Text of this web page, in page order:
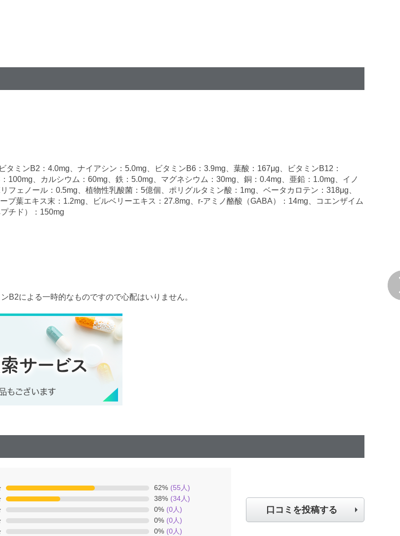
ミンB2：4.0mg、ナイアシン：5.0mg、ビタミンB6：3.9mg、葉酸：167μg、ビタミンB12：
100mg、カルシウム：60mg、鉄：5.0mg、マグネシウム：30mg、銅：0.4mg、亜鉛：1.0mg、イノ
フェノール：0.5mg、植物性乳酸菌：5億個、ポリグルタミン酸：1mg、ベータカロテン：318μg、
ブ葉エキス末：1.2mg、ビルベリーエキス：27.8mg、r-アミノ酪酸（GABA）：14mg、コエンザイム
チド）：150mg
による一時的なものですので心配はいりません。
62% (55 人)
38% (34人)
0% (0人)
0% (0人)
0% (0人)
口コミを投稿する